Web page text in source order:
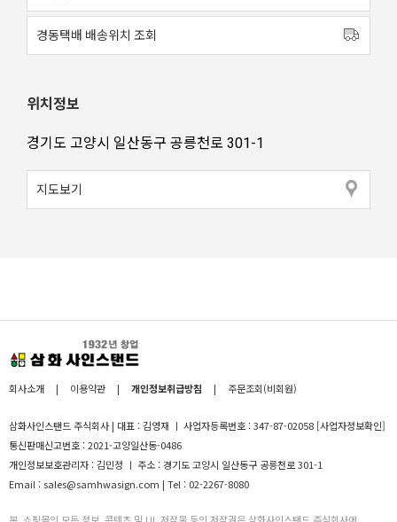
경동택배 배송위치 조회
위치정보
경기도 고양시 일산동구 공릉천로 301-1
지도보기
회사소개 | 이용약관 | 개인정보취급방침 | 주문조회(비회원)
삼화사인스탠드 주식회사 | 대표 : 김영재 ㅣ 사업자등록번호 : 347-87-02058 [사업자정보확인]
통신판매신고번호 : 2021-고양일산동-0486
개인정보보호관리자 : 김민정 ㅣ 주소 : 경기도 고양시 일산동구 공릉천로 301-1
Email : sales@samhwasign.com | Tel : 02-2267-8080